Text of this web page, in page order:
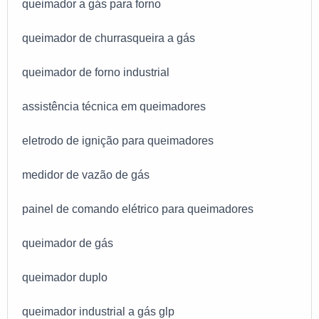
busca queimador industrial a gás glp. É sempre a
queimadores de fornos industriais e assistência
ser uma empresa comprometida com seus serviços e
possíveis pelo fato de a empresa possuir escritório
e estrutura suficiente para atender todas as
com formação e experiência internacional e
cada cliente de ponta a ponta.
queimador a gás para forno
queimador de churrasqueira a gás
queimador de forno industrial
assistência técnica em queimadores
eletrodo de ignição para queimadores
medidor de vazão de gás
painel de comando elétrico para queimadores
queimador de gás
queimador duplo
queimador industrial a gás glp